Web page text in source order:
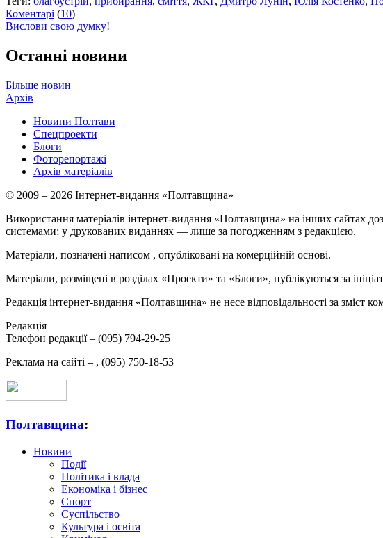
Коментарі (10)
Вислови свою думку!
Останні новини
Більше новин
Архів
Новини Полтави
Спецпроекти
Блоги
Фоторепортажі
Архів матеріалів
© 2009 – 2026 Інтернет-видання «Полтавщина»
Використання матеріалів інтернет-видання «Полтавщина» на інших сайтах
системами; у друкованих виданнях — лише за погодженням з редакцією.
Матеріали, позначені написом , опубліковані на комерційній основі.
Матеріали, розміщені в розділах «Проекти» та «Блоги», публікуються за
Редакція інтернет-видання «Полтавщина» не несе відповідальності за зміст
Редакція –
Телефон редакції – (095) 794-29-25
Реклама на сайті – , (095) 750-18-53
Полтавщина:
Новини
Події
Політика і влада
Економіка і бізнес
Спорт
Суспільство
Культура і освіта